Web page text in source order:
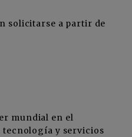
solicitarse a partir de
mundial en el
y servicios